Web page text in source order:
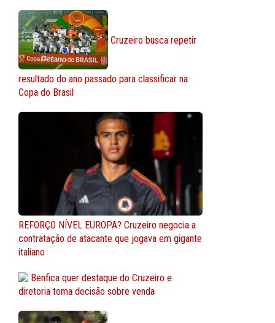
Cruzeiro busca repetir
resultado do ano passado para classificar na
Copa do Brasil
REFORÇO NÍVEL EUROPA? Cruzeiro negocia a
contratação de atacante que jogava em gigante
italiano
Benfica quer destaque do Cruzeiro e
diretoria toma decisão sobre venda